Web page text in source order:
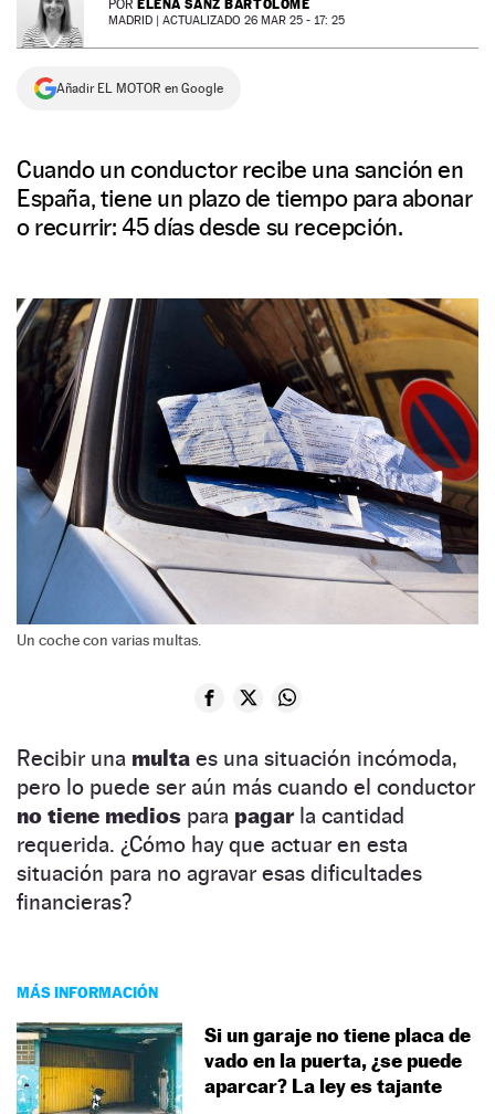
NEWSLETTER
SÍGUENOS
POR ELENA SANZ BARTOLOMÉ
MADRID | ACTUALIZADO 26 MAR 25 - 17: 25
Añadir EL MOTOR en Google
Cuando un conductor recibe una sanción en
España, tiene un plazo de tiempo para abonar
o recurrir: 45 días desde su recepción.
Un coche con varias multas.
Recibir una multa es una situación incómoda,
pero lo puede ser aún más cuando el conductor
no tiene medios para pagar la cantidad
requerida. ¿Cómo hay que actuar en esta
situación para no agravar esas dificultades
financieras?
MÁS INFORMACIÓN
Si un garaje no tiene placa de
vado en la puerta, ¿se puede
aparcar? La ley es tajante